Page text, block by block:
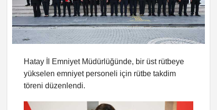
Hatay İl Emniyet Müdürlüğünde, bir üst rütbeye
yükselen emniyet personeli için rütbe takdim
töreni düzenlendi.